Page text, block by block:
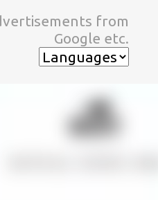
コンテンツに移動
from
Google etc.